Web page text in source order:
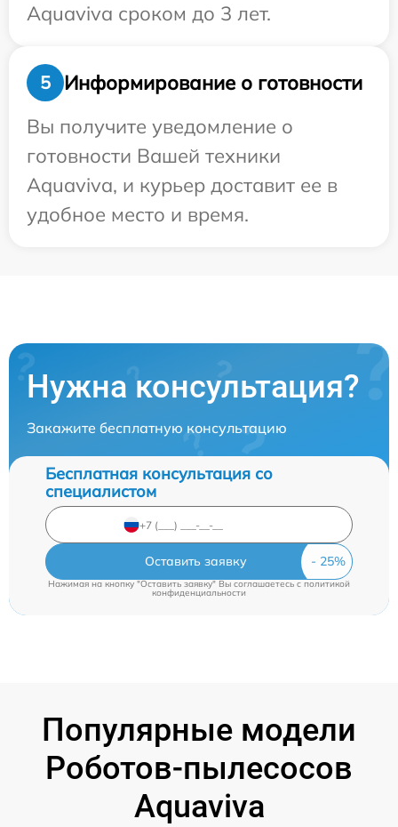
Aquaviva сроком до 3 лет.
5
Информирование о готовности
Вы получите уведомление о
готовности Вашей техники
Aquaviva, и курьер доставит ее в
удобное место и время.
Нужна консультация?
Закажите бесплатную консультацию
Бесплатная консультация со
специалистом
Оставить заявку
Нажимая на кнопку "Оставить заявку" Вы соглашаетесь c политикой
конфиденциальности
Популярные модели
Роботов-пылесосов
Aquaviva